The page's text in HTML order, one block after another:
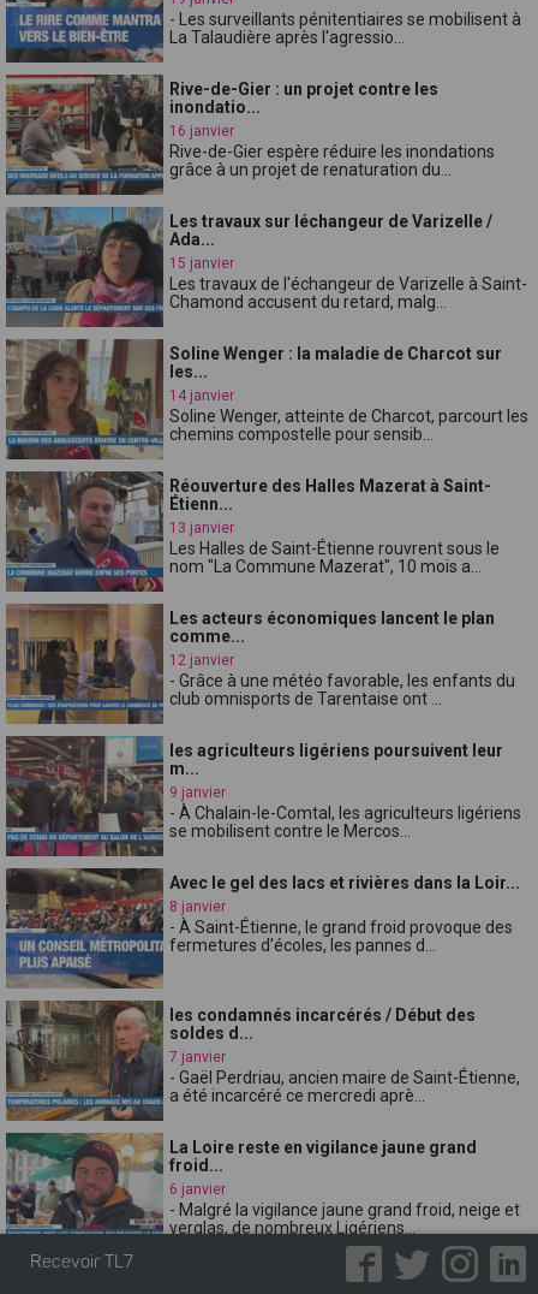
- Les surveillants pénitentiaires se mobilisent à
La Talaudière après l'agressio...
Rive-de-Gier : un projet contre les
inondatio...
16 janvier
Rive-de-Gier espère réduire les inondations
grâce à un projet de renaturation du...
Les travaux sur léchangeur de Varizelle /
Ada...
15 janvier
Les travaux de l'échangeur de Varizelle à Saint-
Chamond accusent du retard, malg...
Soline Wenger : la maladie de Charcot sur
les...
14 janvier
Soline Wenger, atteinte de Charcot, parcourt les
chemins compostelle pour sensib...
Réouverture des Halles Mazerat à Saint-
Étienn...
13 janvier
Les Halles de Saint-Étienne rouvrent sous le
nom "La Commune Mazerat", 10 mois a...
Les acteurs économiques lancent le plan
comme...
12 janvier
- Grâce à une météo favorable, les enfants du
club omnisports de Tarentaise ont ...
les agriculteurs ligériens poursuivent leur
m...
9 janvier
- À Chalain-le-Comtal, les agriculteurs ligériens
se mobilisent contre le Mercos...
Avec le gel des lacs et rivières dans la Loir...
8 janvier
- À Saint-Étienne, le grand froid provoque des
fermetures d'écoles, les pannes d...
les condamnés incarcérés / Début des
soldes d...
7 janvier
- Gaël Perdriau, ancien maire de Saint-Étienne,
a été incarcéré ce mercredi aprè...
La Loire reste en vigilance jaune grand
froid...
6 janvier
- Malgré la vigilance jaune grand froid, neige et
verglas, de nombreux Ligériens...
Au cur de la fabrication de la meilleure gale...
Recevoir TL7